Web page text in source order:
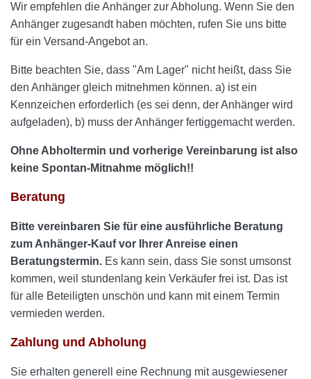
Wir empfehlen die Anhänger zur Abholung. Wenn Sie den
Anhänger zugesandt haben möchten, rufen Sie uns bitte
für ein Versand-Angebot an.
Bitte beachten Sie, dass "Am Lager" nicht heißt, dass Sie
den Anhänger gleich mitnehmen können. a) ist ein
Kennzeichen erforderlich (es sei denn, der Anhänger wird
aufgeladen), b) muss der Anhänger fertiggemacht werden.
Ohne Abholtermin und vorherige Vereinbarung ist also
keine Spontan-Mitnahme möglich!!
Beratung
Bitte vereinbaren Sie für eine ausführliche Beratung
zum Anhänger-Kauf vor Ihrer Anreise einen
Beratungstermin. Es kann sein, dass Sie sonst umsonst
kommen, weil stundenlang kein Verkäufer frei ist. Das ist
für alle Beteiligten unschön und kann mit einem Termin
vermieden werden.
Zahlung und Abholung
Sie erhalten generell eine Rechnung mit ausgewiesener